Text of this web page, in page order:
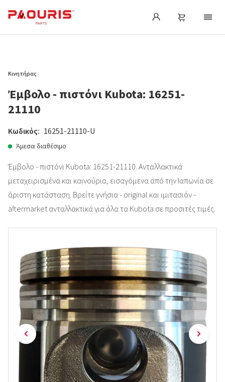
Κινητήρας
Έμβολο - πιστόνι Kubota: 16251-
21110
Κωδικός: 16251-21110-U
Άμεσα διαθέσιμο
Έμβολο - πιστόνι Kubota: 16251-21110. Ανταλλακτικά
μεταχειρισμένα και καινούρια, εισαγόμενα από την Ιαπωνία σε
άριστη κατάσταση. Βρείτε γνήσια - original και ιμιτασιόν -
aftermarket ανταλλακτικά για όλα τα Kubota σε προσιτές τιμές.